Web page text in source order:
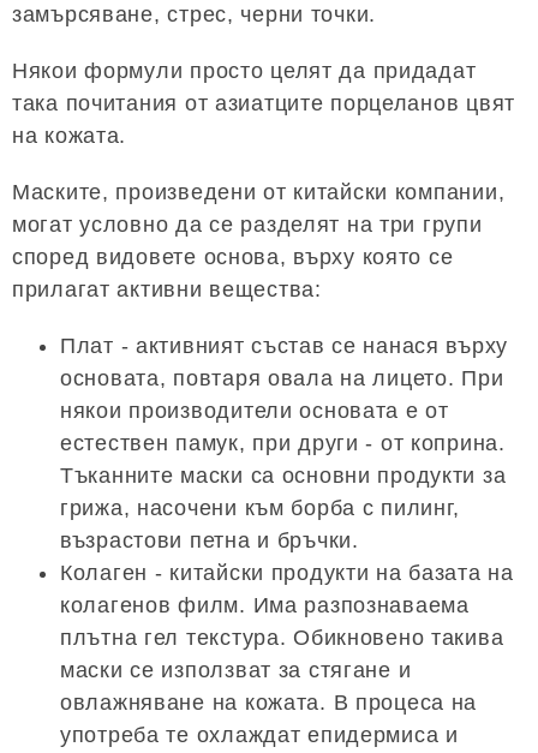
замърсяване, стрес, черни точки.
Някои формули просто целят да придадат
така почитания от азиатците порцеланов цвят
на кожата.
Маските, произведени от китайски компании,
могат условно да се разделят на три групи
според видовете основа, върху която се
прилагат активни вещества:
Плат - активният състав се нанася върху
основата, повтаря овала на лицето. При
някои производители основата е от
естествен памук, при други - от коприна.
Тъканните маски са основни продукти за
грижа, насочени към борба с пилинг,
възрастови петна и бръчки.
Колаген - китайски продукти на базата на
колагенов филм. Има разпознаваема
плътна гел текстура. Обикновено такива
маски се използват за стягане и
овлажняване на кожата. В процеса на
употреба те охлаждат епидермиса и